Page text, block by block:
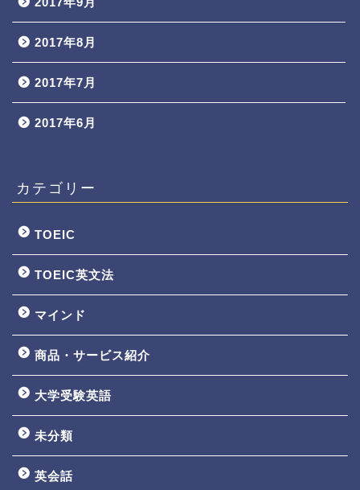
2017年8月
2017年7月
2017年6月
カテゴリー
TOEIC
TOEIC英文法
マインド
商品・サービス紹介
大学受験英語
未分類
英会話
TOEIC3ヵ月で800点講座